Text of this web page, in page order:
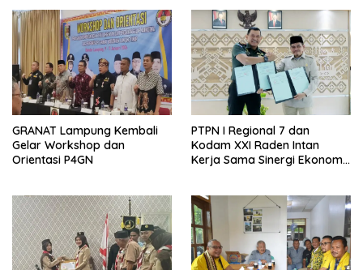
GRANAT Lampung Kembali
Gelar Workshop dan
Orientasi P4GN
PTPN I Regional 7 dan
Kodam XXI Raden Intan
Kerja Sama Sinergi Ekonomi